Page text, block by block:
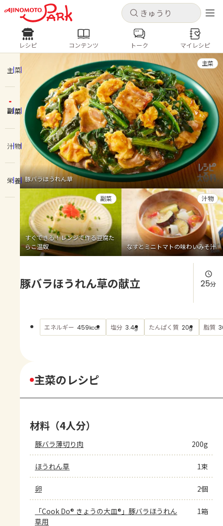
キャンセル
ログインするとレシピを保存できます
ログイン 新規登録
ホーム
コンテンツ
レシピ
トーク
よくあるお問い合わせ
お買い物
AJINOMOTO PARK とは
キャンセル
レシピ コンテンツ
人気の食材・レシピ
きゅうり なす トマト
とうもろこし
ピーマン
みょうが ゴーヤ
レシピ コンテンツ トーク マイレシピ
主菜
副菜
汁物
栄養 豚バラほうれん草
主菜
すぐできる！レンジで作る豆腐た
らこ温奴
副菜
なすとミニトマトの味わいみそ汁
汁物
豚バラほうれん草の献立 25分
エネルギー 459kcal 塩分 3.4g たんぱく質 20g 脂質
主菜のレシピ
材料（4人分）
豚バラ薄切り肉 200g
ほうれん草 1束
卵 2個
「Cook Do® きょうの大皿®」豚バラほうれん
草用
1箱